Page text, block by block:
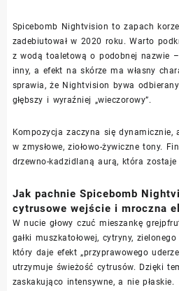
Spicebomb Nightvision to zapach
zadebiutował w 2020 roku. Warto
z wodą toaletową o podobnej nazwie
inny, a efekt na skórze ma własny
sprawia, że Nightvision bywa
głębszy i wyraźniej „wieczorowy”.
Kompozycja zaczyna się dynamicznie,
w zmysłowe, ziołowo-żywiczne tony.
drzewno-kadzidlaną aurą, która
Jak pachnie Spicebomb
cytrusowe wejście i mroczna
W nucie głowy czuć mieszankę
gałki muszkatołowej, cytryny,
który daje efekt „przyprawowego
utrzymuje świeżość cytrusów. Dzięki
zaskakująco intensywne, a nie płaskie.